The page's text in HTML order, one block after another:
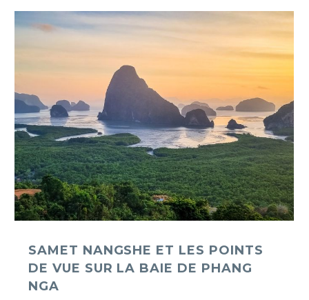
Samet
Nangshe
les
points
de
vue
sur
la
baie
de
Phang
Nga
SAMET NANGSHE ET LES POINTS
DE VUE SUR LA BAIE DE PHANG
NGA